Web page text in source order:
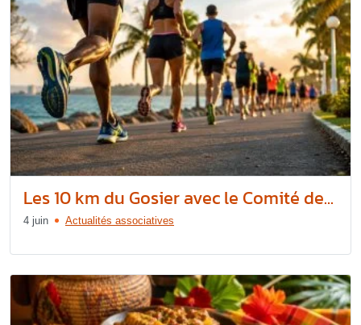
Les 10 km du Gosier avec le Comité de...
4 juin Actualités associatives